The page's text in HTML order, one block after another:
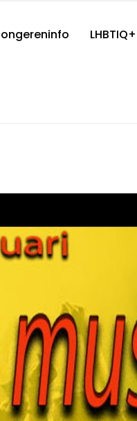
LHBTIQ+